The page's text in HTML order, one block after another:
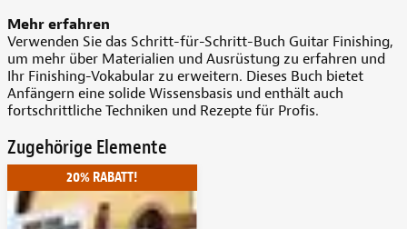
Mehr erfahren
Verwenden Sie das Schritt-für-Schritt-Buch Guitar Finishing,
um mehr über Materialien und Ausrüstung zu erfahren und
Ihr Finishing-Vokabular zu erweitern. Dieses Buch bietet
Anfängern eine solide Wissensbasis und enthält auch
fortschrittliche Techniken und Rezepte für Profis.
Zugehörige Elemente
20% RABATT!